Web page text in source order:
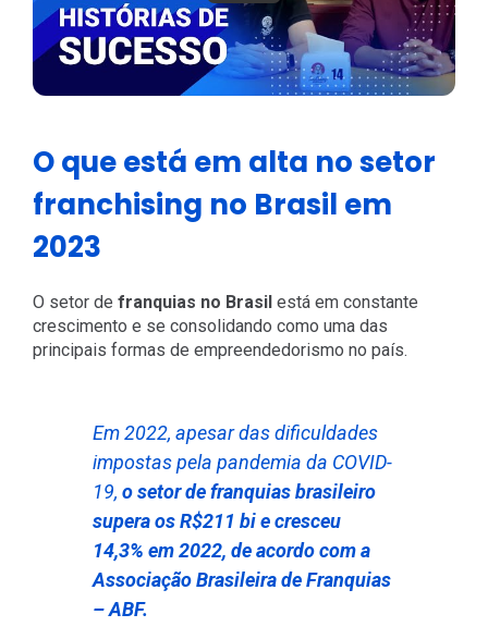
O que está em alta no setor
franchising no Brasil em
2023
O setor de franquias no Brasil está em constante
crescimento e se consolidando como uma das
principais formas de empreendedorismo no país.
Em 2022, apesar das dificuldades
impostas pela pandemia da COVID-
19, o setor de franquias brasileiro
supera os R$211 bi e cresceu
14,3% em 2022, de acordo com a
Associação Brasileira de Franquias
– ABF.